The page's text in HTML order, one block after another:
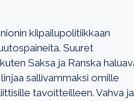
kilpailupolitiikkaan
Suuret
Saksa ja Ranska
sallivammaksi omille
tavoitteilleen. Vahva ja